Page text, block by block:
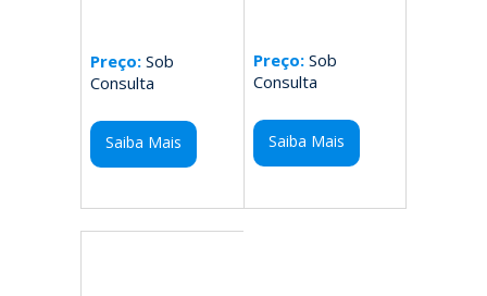
Preço: Sob
Consulta
Saiba Mais
Preço:Sob
Consulta
Saiba Mais